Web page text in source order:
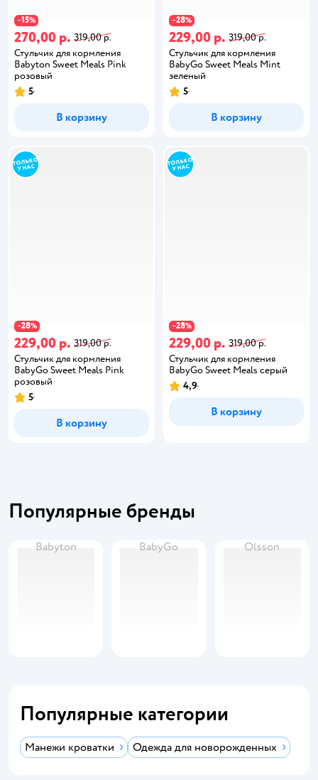
−15%
270,00 р. 319,00 р.
Стульчик для кормления
Babyton Sweet Meals Pink
розовый
5
В корзину
−28%
229,00 р. 319,00 р.
Стульчик для кормления
BabyGo Sweet Meals Mint
зеленый
5
В корзину
−28%
229,00 р. 319,00 р.
Стульчик для кормления
BabyGo Sweet Meals Pink
розовый
5
В корзину
−28%
229,00 р. 319,00 р.
Стульчик для кормления
BabyGo Sweet Meals серый
4,9
В корзину
Популярные бренды
Babyton BabyGo Olsson
Популярные категории
Манежи кроватки Одежда для новорожденных